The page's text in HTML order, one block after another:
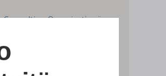
Consulting Oy:n viestinnän.